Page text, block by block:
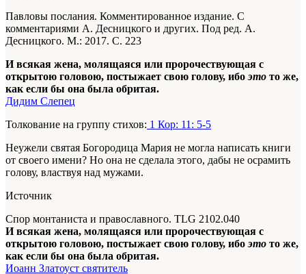
Павловы послания. Комментированное издание. С
комментариями А. Десницкого и других. Под ред. А.
Десницкого. М.: 2017. С. 223
И всякая жена, молящаяся или пророчествующая с
открытою головою, постыжает свою голову, ибоэто то же,
как если бы она была обритая.
Дидим Слепец
Толкование на группу стихов: 1 Кор: 11: 5-5
Неужели святая Богородица Мария не могла написать книги
от своего имени? Но она не сделала этого, дабы не осрамить
голову, властвуя над мужами.
Источник
Спор монтаниста и православного. TLG 2102.040
И всякая жена, молящаяся или пророчествующая с
открытою головою, постыжает свою голову, ибоэто то же,
как если бы она была обритая.
Иоанн Златоуст святитель